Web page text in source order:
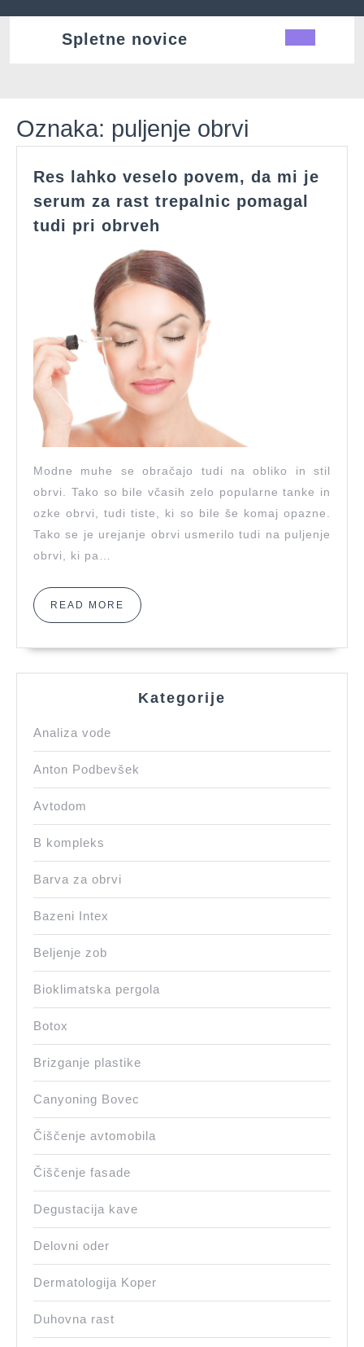
Spletne novice
Oznaka: puljenje obrvi
Res lahko veselo povem, da mi je
serum za rast trepalnic pomagal
tudi pri obrveh
veselo
povem,
da
mi
je
serum
za
rast
trepalnic
pomagal
pri
obrveh
Modne muhe se obračajo tudi na obliko in stil
obrvi. Tako so bile včasih zelo popularne tanke in
ozke obrvi, tudi tiste, ki so bile še komaj opazne.
Tako se je urejanje obrvi usmerilo tudi na puljenje
obrvi, ki pa…
READ MORE READ
MORE
Kategorije
Analiza vode
Anton Podbevšek
Avtodom
B kompleks
Barva za obrvi
Bazeni Intex
Beljenje zob
Bioklimatska pergola
Botox
Brizganje plastike
Canyoning Bovec
Čiščenje avtomobila
Čiščenje fasade
Degustacija kave
Delovni oder
Dermatologija Koper
Duhovna rast